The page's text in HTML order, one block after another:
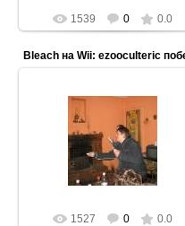
1539 0 0.0
13.03.2012
ezooculteric
1527 0 0.0